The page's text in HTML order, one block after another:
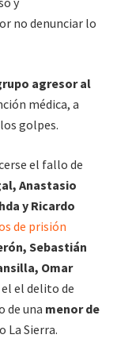
no denunciar lo
agresor al
médica, a
golpes.
el fallo de
Anastasio
y Ricardo
de prisión
Sebastián
Omar
el delito de
de una menor de
La Sierra.